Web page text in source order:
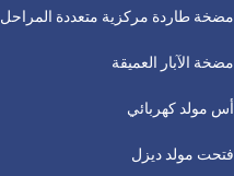
مضخة طاردة مركزية متعددة المراحل
مضخة الآبار العميقة
أس مولد كهربائي
فتحت مولد ديزل